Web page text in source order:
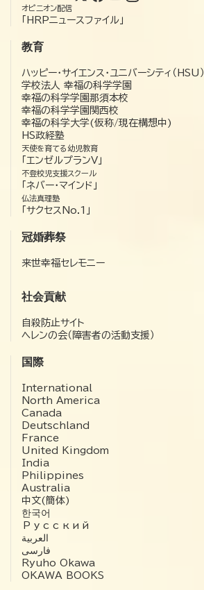
オピニオン配信
「HRPニュースファイル」
教育
ハッピー・サイエンス・ユニバーシティ（HSU）
学校法人 幸福の科学学園
幸福の科学学園那須本校
幸福の科学学園関西校
幸福の科学大学(仮称/現在構想中)
HS政経塾
天使を育てる幼児教育
「エンゼルプランV」
不登校児支援スクール
「ネバー・マインド」
仏法真理塾
「サクセスNo.1」
冠婚葬祭
来世幸福セレモニー
社会貢献
自殺防止サイト
ヘレンの会（障害者の活動支援）
国際
International
North America
Canada
Deutschland
France
United Kingdom
India
Philippines
Australia
中文(簡体)
한국어
Русский
العربية‏
فارسی
Ryuho Okawa
OKAWA BOOKS